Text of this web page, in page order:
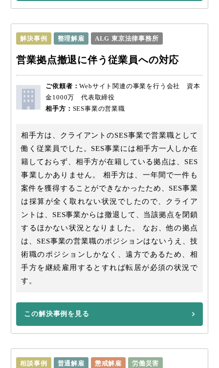
解決事例 整理解雇 ALG 東京法律事務所
営業拠点撤退に伴う従業員への対応
ご依頼者：Webサイト関連の事業を行う会社 資本
金1000万 代表取締役
相手方： SES事業の営業職
相手方は、クライアントのSES事業で営業職として
働く従業員でした。SES事業には相手方一人しか在
籍しておらず、相手方が在籍している拠点は、SES
事業しかありません。 相手方は、一年間で一件も
案件を獲得することができなかったため、SES事業
は採算が全く取れない状況でしたので、クライア
ントは、SES事業からは撤退して、当該拠点を閉鎖
するほかない状況となりました。 なお、他の拠点
は、SES事業の営業職のポジションはないうえ、技
術職のポジションしかなく、遠方であるため、相
手方を継続雇用するとすれば転居が必須の状況で
す。
この解決事例を見る
相談事例 普通解雇 懲戒解雇 労働災害